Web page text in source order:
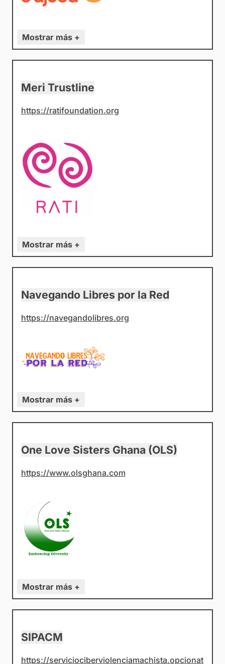
Mostrar más +
Meri Trustline
https://ratifoundation.org
Mostrar más +
Navegando Libres por la Red
https://navegandolibres.org
Mostrar más +
One Love Sisters Ghana (OLS)
https://www.olsghana.com
Mostrar más +
SIPACM
https://serviciociberviolenciamachista.opcionat